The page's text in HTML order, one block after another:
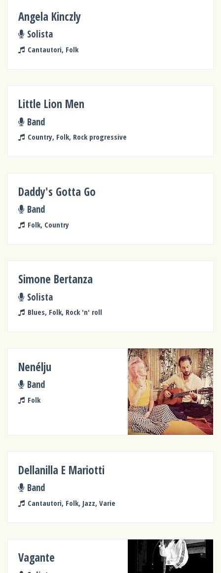
Angela Kinczly
Solista
Cantautori, Folk
Little Lion Men
Band
Country, Folk, Rock progressive
Daddy's Gotta Go
Band
Folk, Country
Simone Bertanza
Solista
Blues, Folk, Rock 'n' roll
Nenélju
Band
Folk
Dellanilla E Mariotti
Band
Cantautori, Folk, Jazz, Varie
Vagante